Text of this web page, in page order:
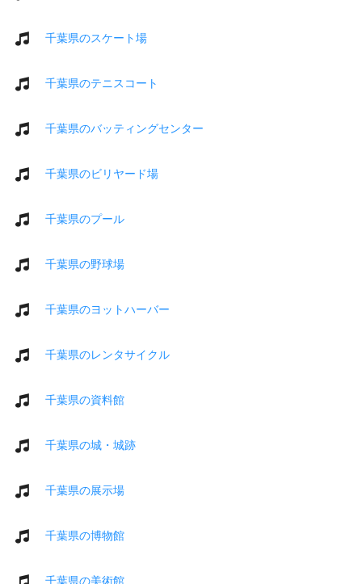
千葉県のスケート場
千葉県のテニスコート
千葉県のバッティングセンター
千葉県のビリヤード場
千葉県のプール
千葉県の野球場
千葉県のヨットハーバー
千葉県のレンタサイクル
千葉県の資料館
千葉県の城・城跡
千葉県の展示場
千葉県の博物館
千葉県の美術館